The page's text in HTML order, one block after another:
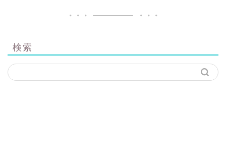
検索